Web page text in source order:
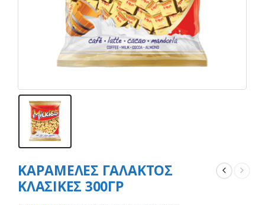
ΚΑΡΑΜΕΛΕΣ ΓΑΛΑΚΤΟΣ
ΚΛΑΣΙΚΕΣ 300ΓΡ